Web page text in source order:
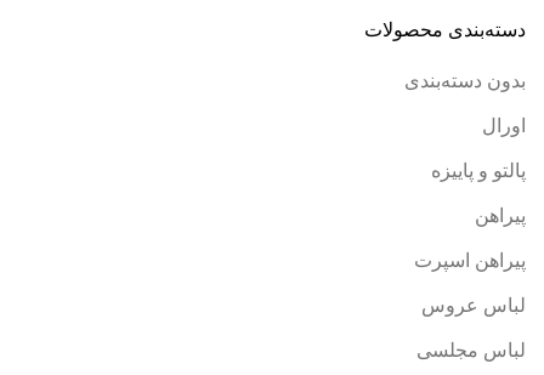
دسته‌بندی محصولات
بدون دسته‌بندی
اورال
پالتو و پاییزه
پیراهن
پیراهن اسپرت
لباس عروس
لباس مجلسی